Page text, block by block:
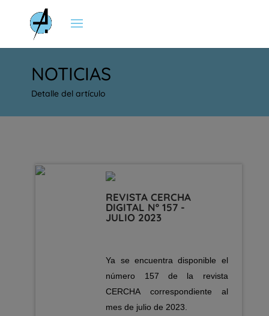
NOTICIAS
Detalle del artículo
REVISTA CERCHA
DIGITAL Nº 157 -
JULIO 2023
Ya se encuentra disponible el
número 157 de la revista
CERCHA correspondiente al
mes de julio de 2023.